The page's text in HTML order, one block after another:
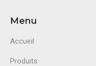
Menu
Accueil
Produits